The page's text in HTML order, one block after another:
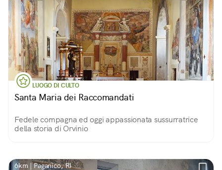
LUOGO DI CULTO
Santa Maria dei Raccomandati
Fedele compagna ed oggi appassionata sussurratrice
della storia di Orvinio
6km | Paganico, RI